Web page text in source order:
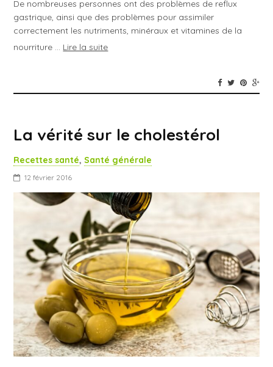
De nombreuses personnes ont des problèmes de reflux
gastrique, ainsi que des problèmes pour assimiler
correctement les nutriments, minéraux et vitamines de la
nourriture … Lire la suite
La vérité sur le cholestérol
Recettes santé,Santé générale
12 février 2016